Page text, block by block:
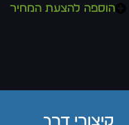
הוספה להצעת המחיר
קיצורי דרך